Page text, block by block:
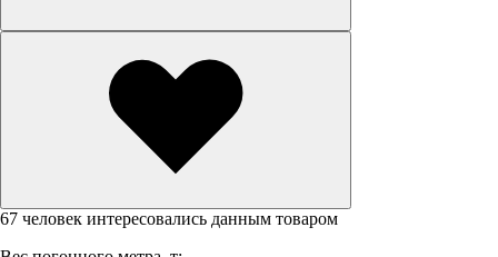
67 человек интересовались данным товаром